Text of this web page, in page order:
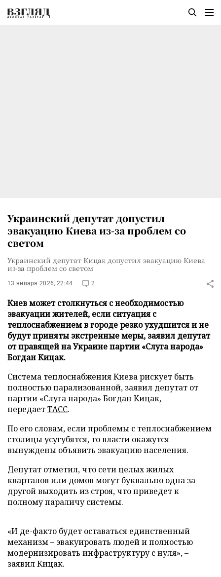
Украинский депутат допустил
эвакуацию Киева из-за проблем со
светом
Украинский депутат Кицак допустил эвакуацию Киева
из-за проблем со светом
13 января 2026, 22:44 2
Киев может столкнуться с необходимостью
эвакуации жителей, если ситуация с
теплоснабжением в городе резко ухудшится и не
будут приняты экстренные меры, заявил депутат
от правящей на Украине партии «Слуга народа»
Богдан Кицак.
Система теплоснабжения Киева рискует быть
полностью парализованной, заявил депутат от
партии «Слуга народа» Богдан Кицак,
передаетТАСС.
По его словам, если проблемы с теплоснабжением
столицы усугубятся, то власти окажутся
вынуждены объявить эвакуацию населения.
Депутат отметил, что сети целых жилых
кварталов или домов могут буквально одна за
другой выходить из строя, что приведет к
полному параличу системы.
«И де-факто будет оставаться единственный
механизм – эвакуировать людей и полностью
модернизировать инфраструктуру с нуля», –
заявил Кицак.